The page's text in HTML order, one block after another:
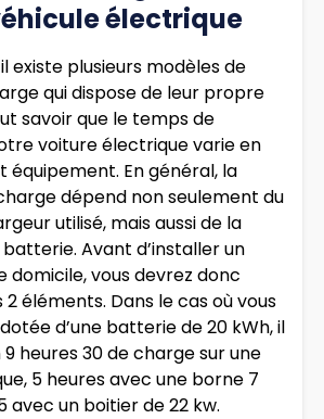
électrique
existe plusieurs modèles de
qui dispose de leur propre
savoir que le temps de
voiture électrique varie en
équipement. En général, la
dépend non seulement du
utilisé, mais aussi de la
Avant d’installer un
domicile, vous devrez donc
éléments. Dans le cas où vous
d’une batterie de 20 kWh, il
heures 30 de charge sur une
5 heures avec une borne 7
avec un boitier de 22 kw.